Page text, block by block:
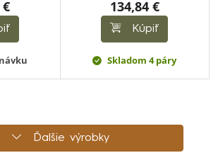
€ 134,84 €
Kúpiť
Skladom 4 páry
Ďalšie výrobky